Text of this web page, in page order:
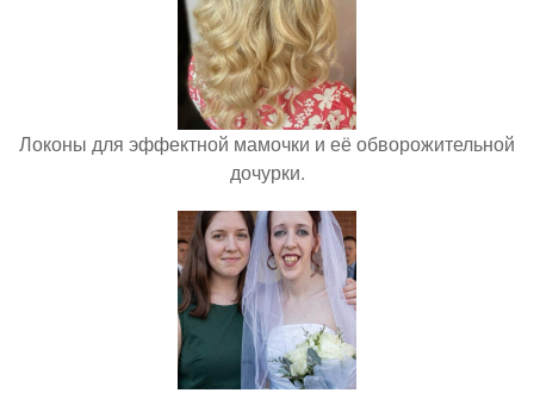
Локоны для эффектной мамочки и её обворожительной
дочурки.